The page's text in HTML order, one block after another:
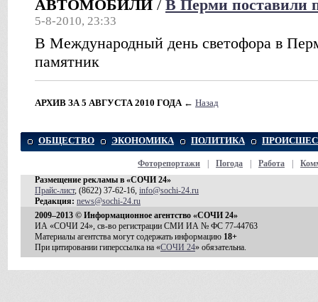
АВТОМОБИЛИ / В Перми поставили
5-8-2010, 23:33
В Международный день светофора в
памятник
АРХИВ ЗА 5 АВГУСТА 2010 ГОДА ← Назад
ОБЩЕСТВО ЭКОНОМИКА ПОЛИТИКА
Фоторепортажи Погода Работа
Размещение рекламы в «СОЧИ 24»
Прайс-лист, (8622) 37-62-16, info@sochi-24.ru
Редакция: news@sochi-24.ru
2009–2013 © Информационное агентство «СОЧИ 24»
ИА «СОЧИ 24», св-во регистрации СМИ ИА № ФС 77-44763
Материалы агентства могут содержать информацию 18+
При цитировании гиперссылка на «СОЧИ 24» обязательна.